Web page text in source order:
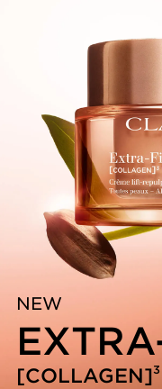
*Uji konsumen
Inovasi dan Pakar
Tumbuhan
Rangkaian Extra-
untuk membantu
[COLLAGEN]³
Cadangan kolagen
*Uji ex vivo pada
kolagen berkualitas
Clarins Plus
Tahukah Anda?
berperan penting
keremajaan kulit.
menurun sejak usia
keahlian dan
mengatasi tanda-
terlihat pada kulit
kekenyalan dan
NEW
[COLLAGEN]3